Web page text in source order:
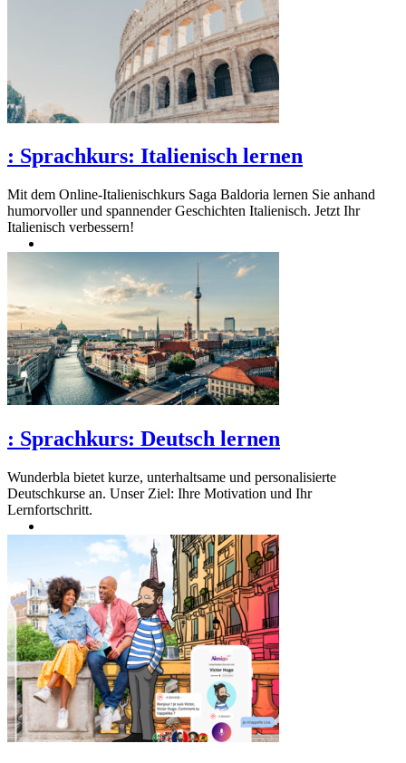
: Sprachkurs: Italienisch lernen
Mit dem Online-Italienischkurs Saga Baldoria lernen Sie anhand
humorvoller und spannender Geschichten Italienisch. Jetzt Ihr
Italienisch verbessern!
: Sprachkurs: Deutsch lernen
Wunderbla bietet kurze, unterhaltsame und personalisierte
Deutschkurse an. Unser Ziel: Ihre Motivation und Ihr
Lernfortschritt.